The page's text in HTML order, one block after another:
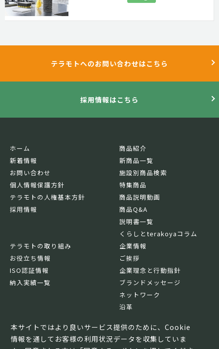
本サイトではより良いサービス提供のために、Cookie
情報を通してお客様の利用状況データを収集していま
テラモトへのお問い合わせはこちら
採用情報はこちら
ホーム
新着情報
お問い合わせ
個人情報保護方針
テラモトの人権基本方針
採用情報
商品紹介
新商品一覧
施設別商品検索
特集商品
商品説明動画
商品Q&A
説明書一覧
くらしとterakoyaコラム
テラモトの取り組み
お役立ち情報
ISO認証情報
納入実績一覧
企業情報
ご挨拶
企業理念と行動指針
ブランドメッセージ
ネットワーク
沿革